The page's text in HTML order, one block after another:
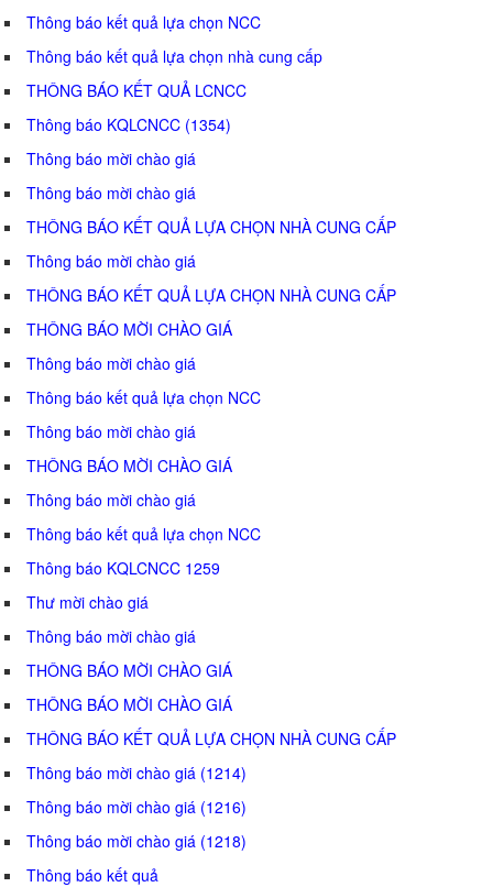
Thông báo kết quả lựa chọn NCC
Thông báo kết quả lựa chọn nhà cung cấp
THÔNG BÁO KẾT QUẢ LCNCC
Thông báo KQLCNCC (1354)
Thông báo mời chào giá
Thông báo mời chào giá
THÔNG BÁO KẾT QUẢ LỰA CHỌN NHÀ CUNG CẤP
Thông báo mời chào giá
THÔNG BÁO KẾT QUẢ LỰA CHỌN NHÀ CUNG CẤP
THÔNG BÁO MỜI CHÀO GIÁ
Thông báo mời chào giá
Thông báo kết quả lựa chọn NCC
Thông báo mời chào giá
THÔNG BÁO MỜI CHÀO GIÁ
Thông báo mời chào giá
Thông báo kết quả lựa chọn NCC
Thông báo KQLCNCC 1259
Thư mời chào giá
Thông báo mời chào giá
THÔNG BÁO MỜI CHÀO GIÁ
THÔNG BÁO MỜI CHÀO GIÁ
THÔNG BÁO KẾT QUẢ LỰA CHỌN NHÀ CUNG CẤP
Thông báo mời chào giá (1214)
Thông báo mời chào giá (1216)
Thông báo mời chào giá (1218)
Thông báo kết quả